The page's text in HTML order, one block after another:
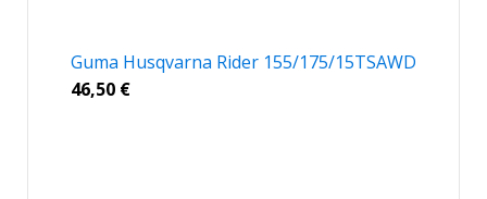
Guma Husqvarna Rider 155/175/15TSAWD
46,50 €